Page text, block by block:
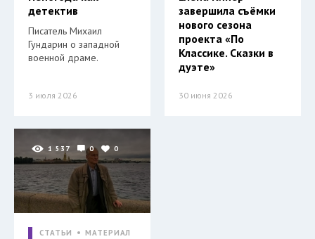
детектив
Писатель Михаил
Гундарин о западной
военной драме.
3 июля 2026
завершила съёмки
нового сезона
проекта «По
Классике. Сказки в
дуэте»
30 июня 2026
1 537 0 0
СТАТЬИ МАТЕРИАЛ